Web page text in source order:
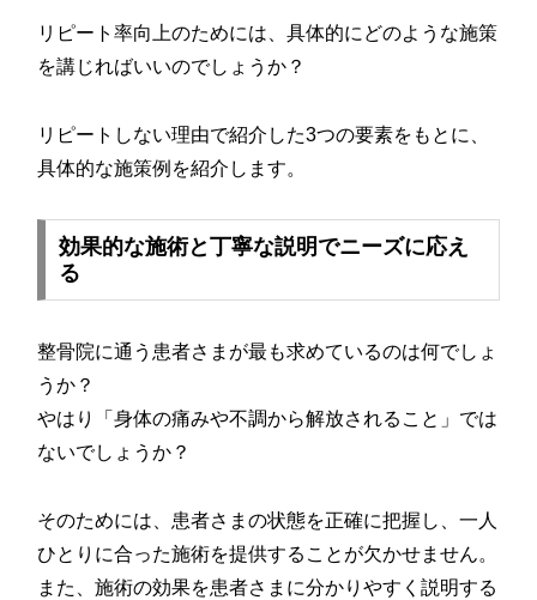
リピート率向上のためには、具体的にどのような施策
を講じればいいのでしょうか？
リピートしない理由で紹介した3つの要素をもとに、
具体的な施策例を紹介します。
効果的な施術と丁寧な説明でニーズに応え
る
整骨院に通う患者さまが最も求めているのは何でしょ
うか？
やはり「身体の痛みや不調から解放されること」では
ないでしょうか？
そのためには、患者さまの状態を正確に把握し、一人
ひとりに合った施術を提供することが欠かせません。
また、施術の効果を患者さまに分かりやすく説明する